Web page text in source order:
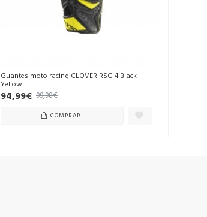
Guantes moto racing CLOVER RSC-4 Black
Yellow
94,99€ 99,98€
COMPRAR